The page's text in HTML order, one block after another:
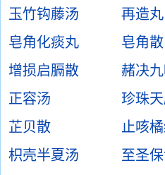
玉竹钩藤汤
再造丸
皂角化痰丸
皂角散
增损启膈散
赭决
正容汤
珍珠
芷贝散
止咳
枳壳半夏汤
至圣